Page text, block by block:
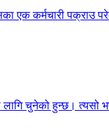
एक कर्मचारी पक्राउ
चुनेको हुन्छ।